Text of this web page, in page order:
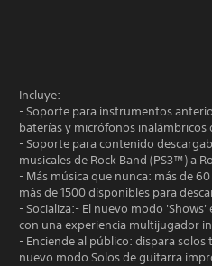
Incluye:
- Soporte para instrumentos
baterías y micrófonos inalámbricos
- Soporte para contenido
musicales de Rock Band (PS3™) a
- Más música que nunca: más de
más de 1500 disponibles para
- Socializa:- El nuevo modo
con una experiencia multijugador
- Enciende al público: dispara
nuevo modo Solos de guitarra